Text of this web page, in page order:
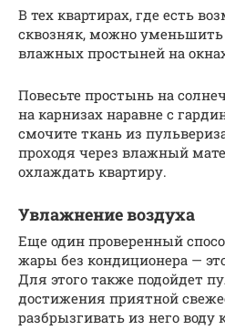
В тех квартирах, где есть
сквозняк, можно уменьшить
влажных простыней на
Повесьте простынь на
на карнизах наравне с
смочите ткань из
проходя через влажный
охлаждать квартиру.
Увлажнение воздуха
Еще один проверенный
жары без кондиционера —
Для этого также подойдет
достижения приятной
разбрызгивать из него воду